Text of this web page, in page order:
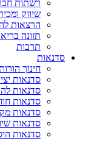
רשתות
שיווק
הרצאות
תזונה
תרבות
סדנאות
חינוך
סדנאות
סדנאות
סדנאות
סדנאות
סדנאות
סדנאות